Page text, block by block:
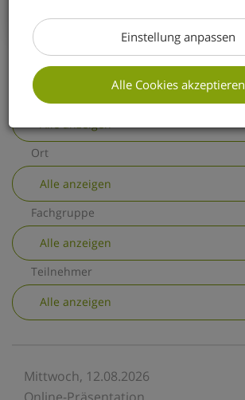
Einstellung anpassen
Alle Cookies akzeptieren
Thema
Alle anzeigen
Ort
Alle anzeigen
Fachgruppe
Alle anzeigen
Teilnehmer
Alle anzeigen
Mittwoch, 12.08.2026
Online-Präsentation